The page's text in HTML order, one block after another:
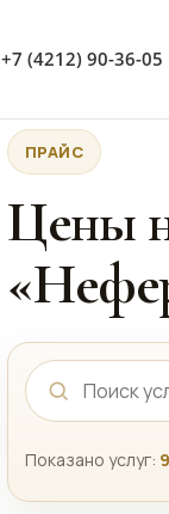
+7 (4212) 90-36-05
ПРАЙС
Цены
Показано услуг: